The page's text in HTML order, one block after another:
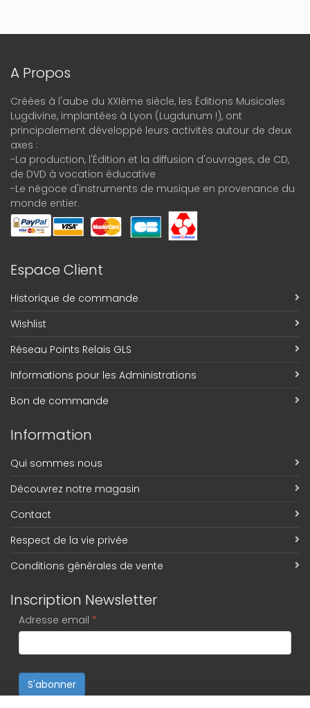
A Propos
Créées à l'aube du XXIème siècle, les Éditions Musicales
Lugdivine, implantées à Lyon (Lugdunum !), ont
principalement développé leurs activités autour de deux
axes :
-La production, l'Édition et la diffusion d'ouvrages, de CD,
de DVD à vocation éducative
-Le négoce d'instruments de musique en provenance du
monde entier.
Espace Client
Historique de commande
Wishlist
Réseau Points Relais GLS
Informations pour les Administrations
Bon de commande
Information
Qui sommes nous
Découvrez notre magasin
Contact
Respect de la vie privée
Conditions générales de vente
Inscription Newsletter
Adresse email *
S'abonner